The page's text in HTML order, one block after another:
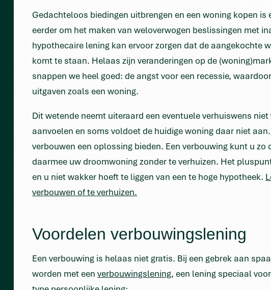
Gedachteloos biedingen uitbrengen en een woning kopen is
eerder om het maken van weloverwogen beslissingen met
hypothecaire lening kan ervoor zorgen dat de aangekochte
komt te staan. Helaas zijn veranderingen op de
snappen we heel goed: de angst voor een recessie,
uitgaven zoals een woning.
Dit wetende neemt uiteraard een eventuele verhuiswens
aanvoelen en soms voldoet de huidige woning daar niet
verbouwen een oplossing bieden. Een verbouwing kunt u
daarmee uw droomwoning zonder te verhuizen. Het
en u niet wakker hoeft te liggen van een te hoge hypotheek.
verbouwen of te verhuizen.
Voordelen verbouwingslening
Een verbouwing is helaas niet gratis. Bij een gebrek aan
worden met een verbouwingslening, een lening speciaal voor